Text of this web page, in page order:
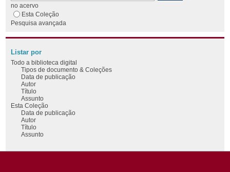
no acervo
Esta Coleção
Pesquisa avançada
Listar por
Todo a biblioteca digital
Tipos de documento & Coleções
Data de publicação
Autor
Título
Assunto
Esta Coleção
Data de publicação
Autor
Título
Assunto